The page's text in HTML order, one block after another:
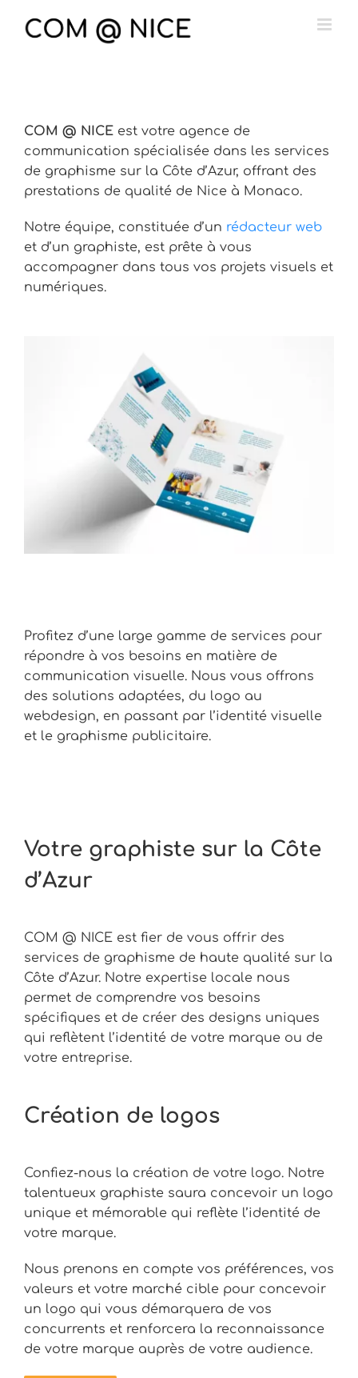
COM @ NICEest votre agence de
communication spécialisée dans les services
de graphisme sur la Côte d’Azur, offrant des
prestations de qualité de Nice à Monaco.
Notre équipe, constituée d’un rédacteur web
et d’un graphiste, est prête à vous
accompagner dans tous vos projets visuels et
numériques.
Profitez d’une large gamme de services pour
répondre à vos besoins en matière de
communication visuelle. Nous vous offrons
des solutions adaptées, du logo au
webdesign, en passant par l’identité visuelle
et le graphisme publicitaire.
Votre graphiste sur la Côte
d’Azur
COM @ NICE est fier de vous offrir des
services de graphisme de haute qualité sur la
Côte d’Azur. Notre expertise locale nous
permet de comprendre vos besoins
spécifiques et de créer des designs uniques
qui reflètent l’identité de votre marque ou de
votre entreprise.
Création de logos
Confiez-nous la création de votre logo. Notre
talentueux graphiste saura concevoir un logo
unique et mémorable qui reflète l’identité de
votre marque.
Nous prenons en compte vos préférences, vos
valeurs et votre marché cible pour concevoir
un logo qui vous démarquera de vos
concurrents et renforcera la reconnaissance
de votre marque auprès de votre audience.